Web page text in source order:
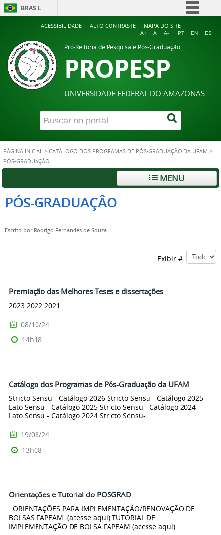
BRASIL
Simplifique!
Acesso à informação
ACESSIBILIDADE ALTO CONTRASTE MAPA DO SITE
A+ A A- PT EN ES
Pró-Reitoria de Pesquisa e Pós-Graduação
PROPESP
UNIVERSIDADE FEDERAL DO AMAZONAS
PÁGINA INICIAL > CATÁLOGO DOS PROGRAMAS DE PÓS-GRADUAÇÃO DA UFAM >
PÓS-GRADUAÇÂO
MENU
PÓS-GRADUAÇÂO
Escrito por Rodrigo Fernandes de Souza
Exibir #
Premiação das Melhores Teses e dissertações
2023 2022 2021
08/10/24
14h18
Catálogo dos Programas de Pós-Graduação da UFAM
Stricto Sensu - Catálogo 2026 Stricto Sensu - Catálogo 2025
Lato Sensu - Catálogo 2025 Stricto Sensu - Catálogo 2024
Lato Sensu - Catálogo 2024 Stricto Sensu-...
19/08/24
13h08
Orientações e Tutorial do POSGRAD
ORIENTAÇÕES PARA IMPLEMENTAÇÃO/RENOVAÇÃO DE
BOLSAS FAPEAM (acesse aqui) TUTORIAL DE
IMPLEMENTAÇÃO DE BOLSA FAPEAM (acesse aqui)